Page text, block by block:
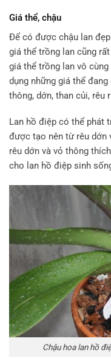
Giá thể, chậu
Để có được chậu lan
giá thể trồng lan cũng
giá thể trồng lan vô
dụng những giá thể
thông, dớn, than củi, rêu
Lan hồ điệp có thể phát
được tạo nên từ rêu dớn
rêu dớn và vỏ thông
cho lan hồ điệp sinh
Chậu hoa lan hồ